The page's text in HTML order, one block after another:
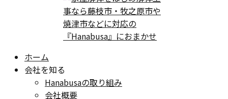
ホーム
会社を知る
Hanabusaの取り組み
会社概要